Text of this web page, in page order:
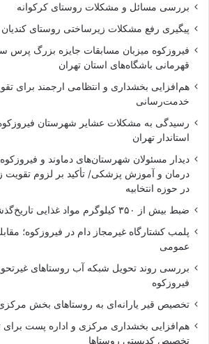
بررسی مسائل و مشکلات روستای کرکوانه
پیگیری رفع مشکلات زیرساختی روستای کندیان
فیروزکوه میزبان مسابقات جایزه بزرگ پرس
قهرمانی باشگاه‌های استان تهران
هم‌افزایی بخشداری و انتظامی ارجمند برای
خدمت‌رسانی
رسیدگی به مشکلات عشایر شهرستان
استاندار تهران
دیدار مسئولان شهرستان‌های دماوند و
درمان و آموزش پزشکی/ تأکید بر لزوم
در حوزه انتخابیه
ضبط بیش از ۳۵۰ کیلوگرم مواد غذایی تاریخ‌گذشته در فیروزکوه
پلمب کشتارگاه غیرمجاز دام در فیروزکوه؛
عمومی
بررسی روند تحویل شبکه آب روستاهای
فیروزکوه
تخصیص قیر یارانه‌ای به روستاهای بخش
هم‌افزایی بخشداری مرکزی و اداره پست برای
تخصیص کدپستی روستاها